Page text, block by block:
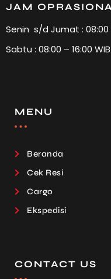
JAM
Senin s/d Jumat : 08:00
Sabtu : 08:00 – 16:00 WIB
MENU
Beranda
Cek Resi
Cargo
Ekspedisi
CONTACT US